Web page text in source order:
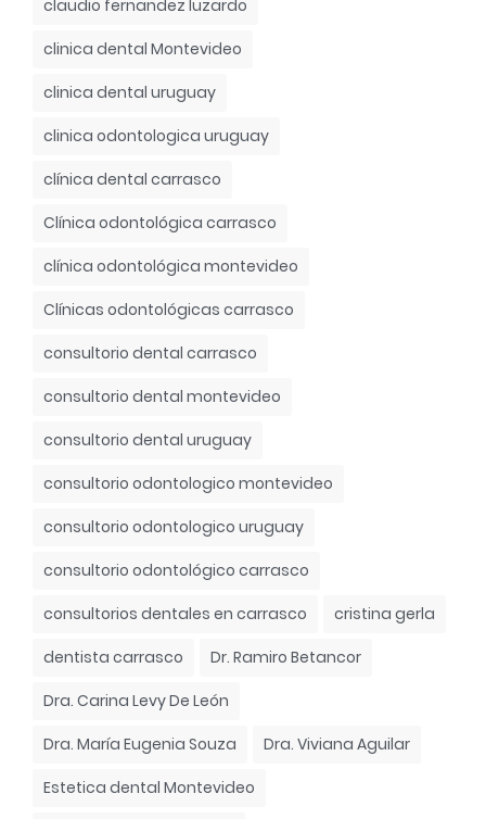
claudio fernandez luzardo
clinica dental Montevideo
clinica dental uruguay
clinica odontologica uruguay
clínica dental carrasco
Clínica odontológica carrasco
clínica odontológica montevideo
Clínicas odontológicas carrasco
consultorio dental carrasco
consultorio dental montevideo
consultorio dental uruguay
consultorio odontologico montevideo
consultorio odontologico uruguay
consultorio odontológico carrasco
consultorios dentales en carrasco
cristina gerla
dentista carrasco
Dr. Ramiro Betancor
Dra. Carina Levy De León
Dra. María Eugenia Souza
Dra. Viviana Aguilar
Estetica dental Montevideo